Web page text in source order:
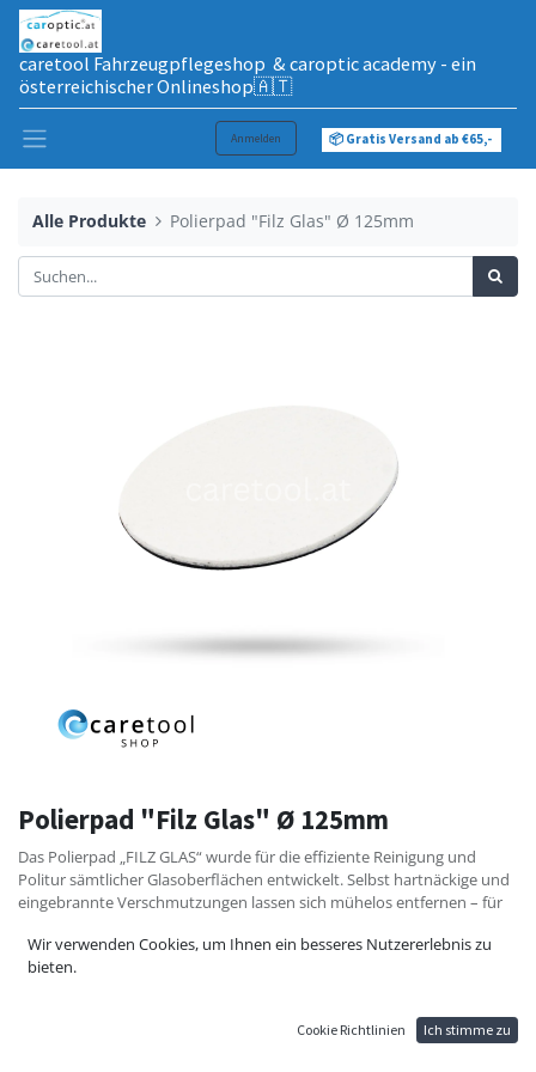
caretool Fahrzeugpflegeshop & caroptic academy - ein
österreichischer Onlineshop🇦🇹
Anmelden 📦 Gratis Versand ab €65,-
Alle Produkte Polierpad "Filz Glas" Ø 125mm
Polierpad "Filz Glas" Ø 125mm
Das Polierpad „FILZ GLAS“ wurde für die effiziente Reinigung und
Politur sämtlicher Glasoberflächen entwickelt. Selbst hartnäckige und
eingebrannte Verschmutzungen lassen sich mühelos entfernen – für
Die verdichtete Premium‑Filzstruktur sorgt für hohe
Strapazierfähigkeit und starke Abrasivität. So erzielt das „FILZ GLAS“
Wir verwenden Cookies, um Ihnen ein besseres Nutzererlebnis zu
bieten.
Cookie Richtlinien Ich stimme zu